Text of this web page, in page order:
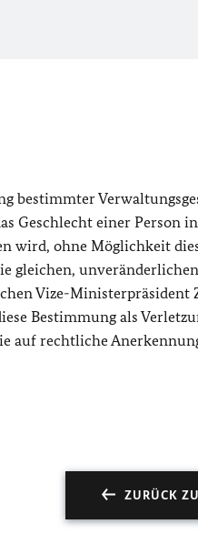
bestimmter
Geschlecht einer Person
wird, ohne Möglichkeit
gleichen,
Vize-Ministerpräsident
Bestimmung als
auf rechtliche
ZURÜCK